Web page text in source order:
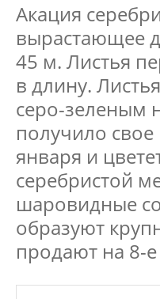
Акация
вырастающее
45 м. Листья
в длину.
серо-зеленым
получило свое
января и
серебристой
шаровидные
образуют
продают на 8-